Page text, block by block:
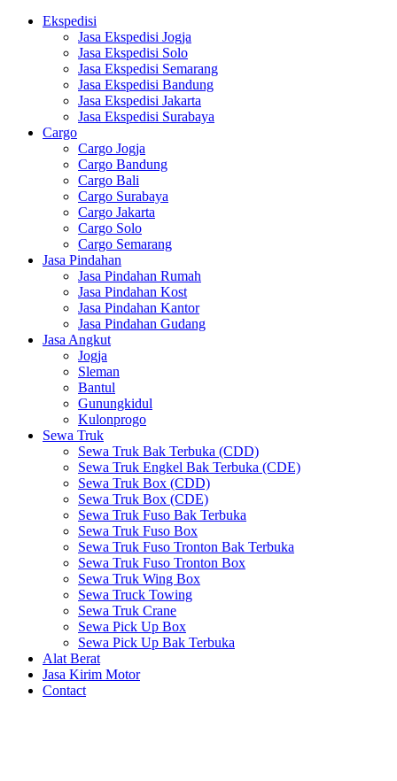
Ekspedisi
Jasa Ekspedisi Jogja
Jasa Ekspedisi Solo
Jasa Ekspedisi Semarang
Jasa Ekspedisi Bandung
Jasa Ekspedisi Jakarta
Jasa Ekspedisi Surabaya
Cargo
Cargo Jogja
Cargo Bandung
Cargo Bali
Cargo Surabaya
Cargo Jakarta
Cargo Solo
Cargo Semarang
Jasa Pindahan
Jasa Pindahan Rumah
Jasa Pindahan Kost
Jasa Pindahan Kantor
Jasa Pindahan Gudang
Jasa Angkut
Jogja
Sleman
Bantul
Gunungkidul
Kulonprogo
Sewa Truk
Sewa Truk Bak Terbuka (CDD)
Sewa Truk Engkel Bak Terbuka (CDE)
Sewa Truk Box (CDD)
Sewa Truk Box (CDE)
Sewa Truk Fuso Bak Terbuka
Sewa Truk Fuso Box
Sewa Truk Fuso Tronton Bak Terbuka
Sewa Truk Fuso Tronton Box
Sewa Truk Wing Box
Sewa Truck Towing
Sewa Truk Crane
Sewa Pick Up Box
Sewa Pick Up Bak Terbuka
Alat Berat
Jasa Kirim Motor
Contact